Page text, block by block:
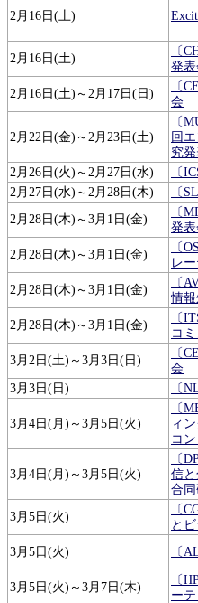
2月16日(土)
2月16日(土)
〔
発
2月16日(土)～2月17日(日)
〔
会
2月22日(金)～2月23日(土)
〔
回
究
2月26日(火)～2月27日(水)
〔
2月27日(水)～2月28日(木)
〔
2月28日(木)～3月1日(金)
〔
発
2月28日(木)～3月1日(金)
〔
レ
2月28日(木)～3月1日(金)
〔
情
2月28日(木)～3月1日(金)
〔
コ
3月2日(土)～3月3日(日)
〔
会
3月3日(日)
〔
3月4日(月)～3月5日(火)
〔
ィ
コ
3月4日(月)～3月5日(火)
〔
信
合
3月5日(火)
〔
と
3月5日(火)
〔
3月5日(火)～3月7日(木)
〔
ー